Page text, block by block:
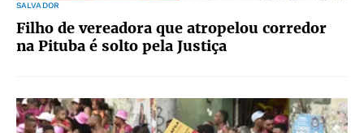
SALVADOR
Filho de vereadora que atropelou corredor
na Pituba é solto pela Justiça